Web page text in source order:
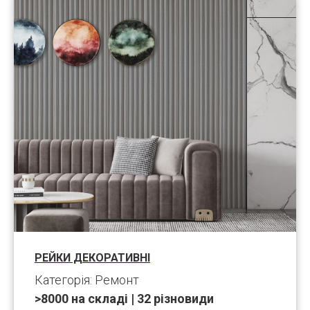
РЕЙКИ ДЕКОРАТИВНІ
Категорія: Ремонт
>8000 на складі | 32 різновиди